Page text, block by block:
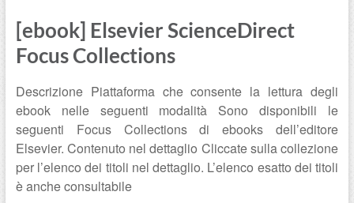
[ebook] Elsevier ScienceDirect
Focus Collections
Descrizione Piattaforma che consente la lettura degli
ebook nelle seguenti modalità Sono disponibili le
seguenti Focus Collections di ebooks dell’editore
Elsevier. Contenuto nel dettaglio Cliccate sulla collezione
per l’elenco dei titoli nel dettaglio. L’elenco esatto dei titoli
è anche consultabile